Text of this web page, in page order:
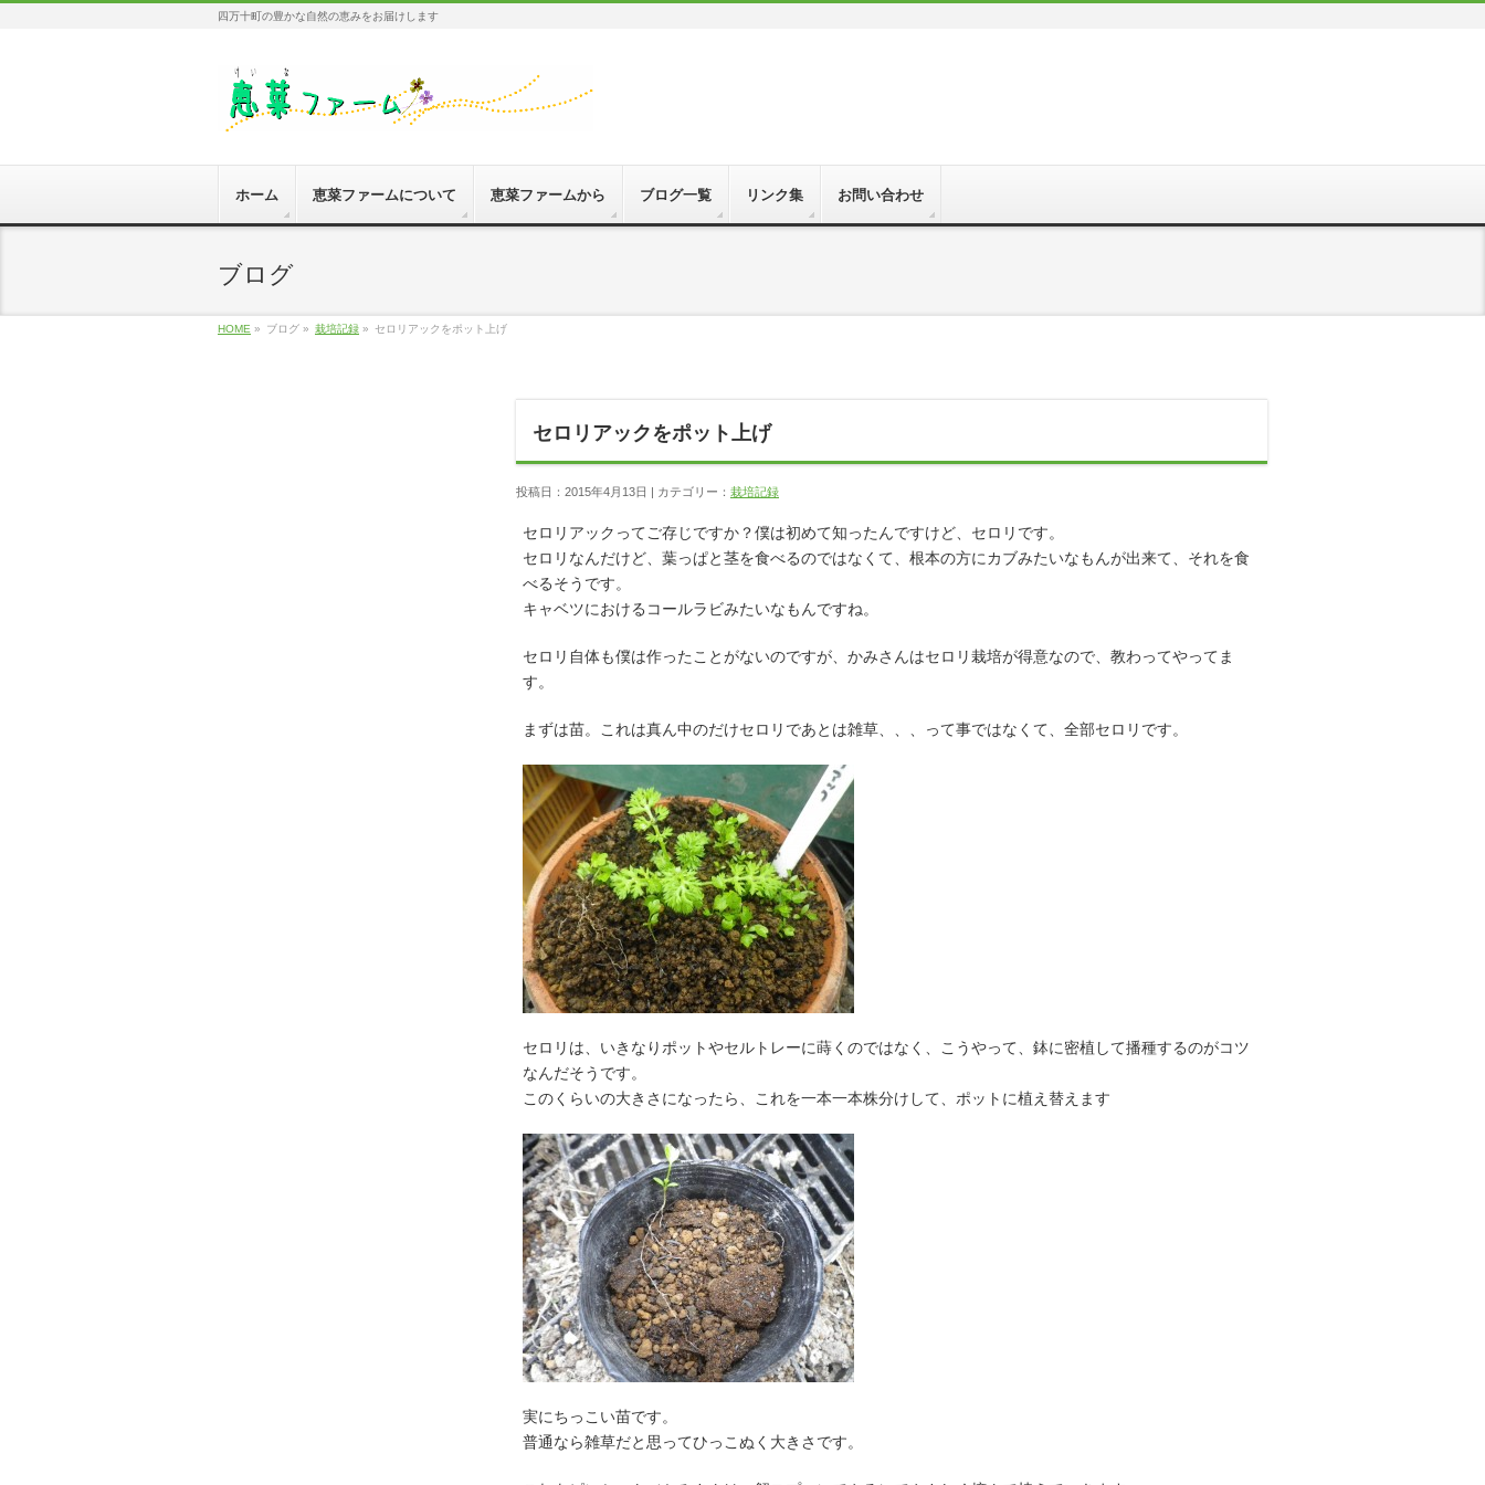
四万十町の豊かな自然の恵みをお届けします
ホーム 恵菜ファームについて 恵菜ファームから ブログ一覧 リンク集 お問い合わせ
ブログ
HOME » ブログ » 栽培記録 » セロリアックをポット上げ
セロリアックをポット上げ
投稿日：2015年4月13日 | カテゴリー： 栽培記録
セロリアックってご存じですか？僕は初めて知ったんですけど、セロリです。
セロリなんだけど、葉っぱと茎を食べるのではなくて、根本の方にカブみたいなもんが出来て、それを食
べるそうです。
キャベツにおけるコールラビみたいなもんですね。
セロリ自体も僕は作ったことがないのですが、かみさんはセロリ栽培が得意なので、教わってやってま
す。
まずは苗。これは真ん中のだけセロリであとは雑草、、、って事ではなくて、全部セロリです。
セロリは、いきなりポットやセルトレーに蒔くのではなく、こうやって、鉢に密植して播種するのがコツ
なんだそうです。
このくらいの大きさになったら、これを一本一本株分けして、ポットに植え替えます
実にちっこい苗です。
普通なら雑草だと思ってひっこぬく大きさです。